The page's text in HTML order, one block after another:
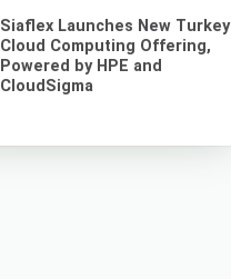
Siaflex Launches New Turkey
Cloud Computing Offering,
Powered by HPE and
CloudSigma